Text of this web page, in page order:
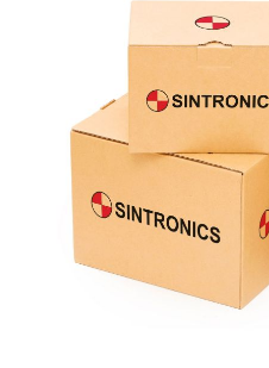
módulos antiguos a un alto
de módulos descontinuados